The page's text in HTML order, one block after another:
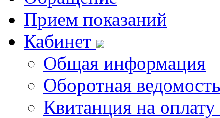
Прием показаний
Кабинет
Общая информация
Оборотная ведомость
Квитанция на